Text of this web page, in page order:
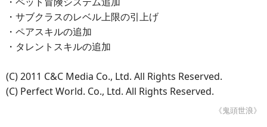
・サブクラスのレベル上限の引上げ
・ペアスキルの追加
・タレントスキルの追加
(C) 2011 C&C Media Co., Ltd. All Rights Reserved.
(C) Perfect World. Co., Ltd. All Rights Reserved.
《鬼頭世浪》